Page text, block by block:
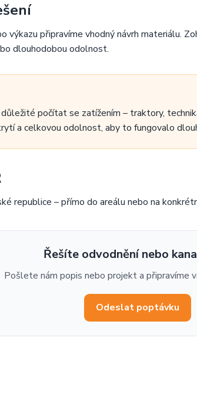
výkazu připravíme vhodný návrh materiálu.
dlouhodobou odolnost.
počítat se zatížením – traktory,
a celkovou odolnost, aby to fungovalo
republice – přímo do areálu nebo na
Řešíte odvodnění nebo
Pošlete nám popis nebo projekt a připravíme
Odeslat poptávku